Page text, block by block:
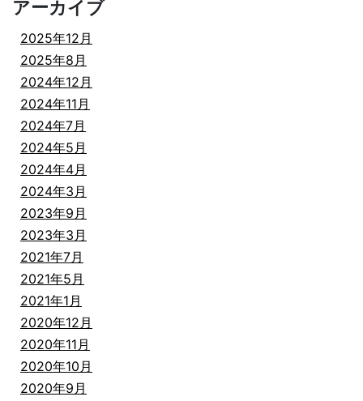
アーカイブ
2025年12月
2025年8月
2024年12月
2024年11月
2024年7月
2024年5月
2024年4月
2024年3月
2023年9月
2023年3月
2021年7月
2021年5月
2021年1月
2020年12月
2020年11月
2020年10月
2020年9月